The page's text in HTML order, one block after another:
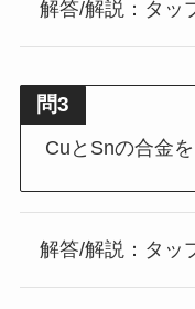
解答/解説：タッ
問3
CuとSnの合金を
解答/解説：タッ